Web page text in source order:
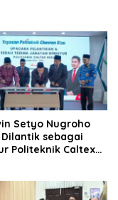
Setyo Nugroho
Dilantik sebagai
Politeknik Caltex